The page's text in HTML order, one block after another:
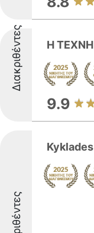
Διακριθέντες Η
9.9